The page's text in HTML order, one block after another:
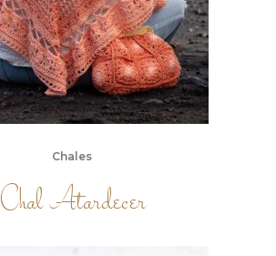
Chales
Chal Atardecer